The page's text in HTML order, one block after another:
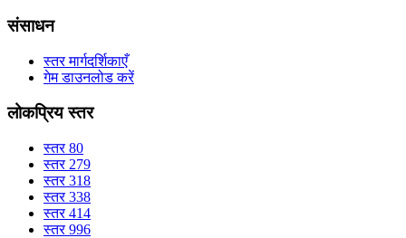
संसाधन
स्तर मार्गदर्शिकाएँ
गेम डाउनलोड करें
लोकप्रिय स्तर
स्तर 80
स्तर 279
स्तर 318
स्तर 338
स्तर 414
स्तर 996